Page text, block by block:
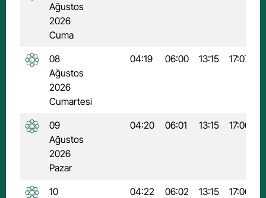
Ağustos
2026
Cuma
08
Ağustos
2026
Cumartesi
04:19 06:00 13:15 17:07
09
Ağustos
2026
Pazar
04:20 06:01 13:15 17:06
10
04:22 06:02 13:15 17:06